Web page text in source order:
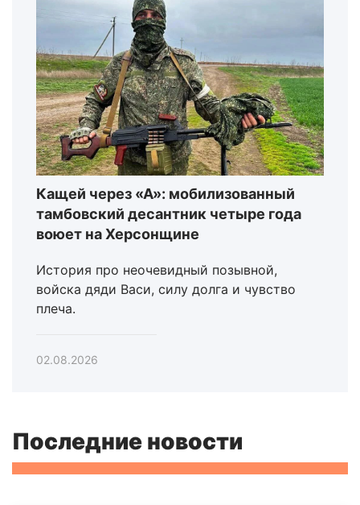
Кащей через «А»: мобилизованный
тамбовский десантник четыре года
воюет на Херсонщине
История про неочевидный позывной,
войска дяди Васи, силу долга и чувство
плеча.
02.08.2026
Последние новости